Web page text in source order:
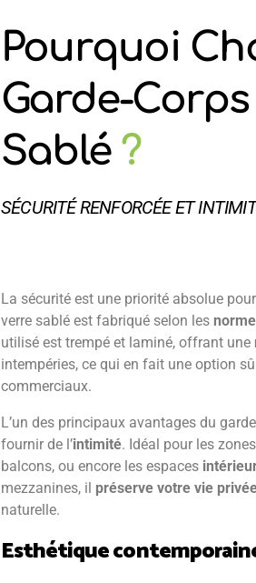
Pourquoi
Garde-
Sablé ?
SÉCURITÉ RENFORCÉE ET
La sécurité est une priorité absolue
verre sablé est fabriqué selon les
utilisé est trempé et laminé, offrant une
intempéries, ce qui en fait une option
commerciaux.
L’un des principaux avantages du
fournir de l’intimité. Idéal pour les
balcons, ou encore les espaces
mezzanines, il préserve votre vie
naturelle.
Esthétique